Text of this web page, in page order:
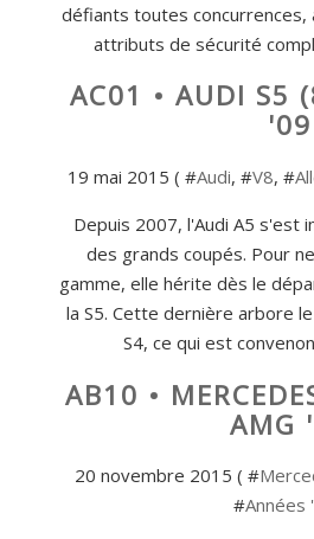
défiants toutes
attributs de sécurité
AC01 • AUDI S5
'09
19 mai 2015 ( #Audi, #V8, #
Depuis 2007, l'Audi A5 s'est
des grands coupés. Pour
gamme, elle hérite dès le
la S5. Cette dernière arbore
S4, ce qui est
AB10 •
AMG
20 novembre 2015 ( #
#Années